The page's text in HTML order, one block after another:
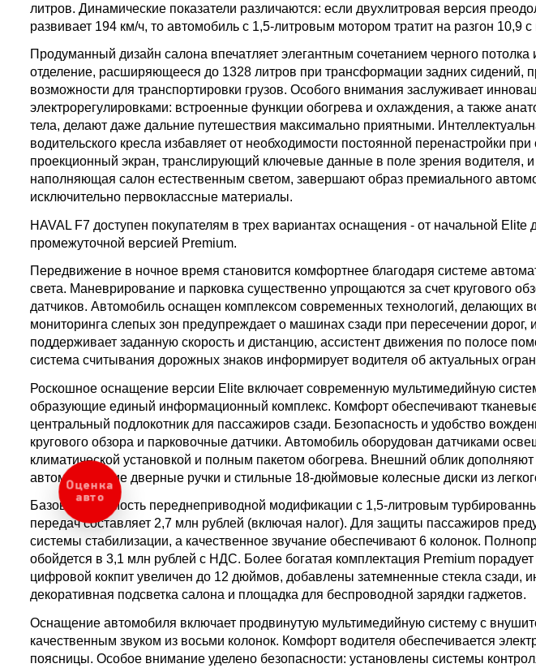
литров. Динамические показатели различаются: если двухлитровая версия
развивает 194 км/ч, то автомобиль с 1,5-литровым мотором тратит на разгон 10,9
Продуманный дизайн салона впечатляет элегантным сочетанием черного потолка
отделение, расширяющееся до 1328 литров при трансформации задних сидений,
возможности для транспортировки грузов. Особого внимания заслуживает
электрорегулировками: встроенные функции обогрева и охлаждения, а также
тела, делают даже дальние путешествия максимально приятными.
водительского кресла избавляет от необходимости постоянной перенастройки
проекционный экран, транслирующий ключевые данные в поле зрения водителя,
наполняющая салон естественным светом, завершают образ премиального
исключительно первоклассные материалы.
HAVAL F7 доступен покупателям в трех вариантах оснащения - от начальной Elite
промежуточной версией Premium.
Передвижение в ночное время становится комфортнее благодаря системе
света. Маневрирование и парковка существенно упрощаются за счет кругового
датчиков. Автомобиль оснащен комплексом современных технологий, делающих
мониторинга слепых зон предупреждает о машинах сзади при пересечении дорог,
поддерживает заданную скорость и дистанцию, ассистент движения по полосе
система считывания дорожных знаков информирует водителя об актуальных
Роскошное оснащение версии Elite включает современную мультимедийную
образующие единый информационный комплекс. Комфорт обеспечивают тканевые
центральный подлокотник для пассажиров сзади. Безопасность и удобство
кругового обзора и парковочные датчики. Автомобиль оборудован датчиками
климатической установкой и полным пакетом обогрева. Внешний облик
автоматические дверные ручки и стильные 18-дюймовые колесные диски из
Базовая стоимость переднеприводной модификации с 1,5-литровым
передач составляет 2,7 млн рублей (включая налог). Для защиты пассажиров
системы стабилизации, а качественное звучание обеспечивают 6 колонок.
обойдется в 3,1 млн рублей с НДС. Более богатая комплектация Premium
цифровой кокпит увеличен до 12 дюймов, добавлены затемненные стекла сзади,
декоративная подсветка салона и площадка для беспроводной зарядки гаджетов.
Оснащение автомобиля включает продвинутую мультимедийную систему с
качественным звуком из восьми колонок. Комфорт водителя обеспечивается
поясницы. Особое внимание уделено безопасности: установлены системы
Оценка
авто